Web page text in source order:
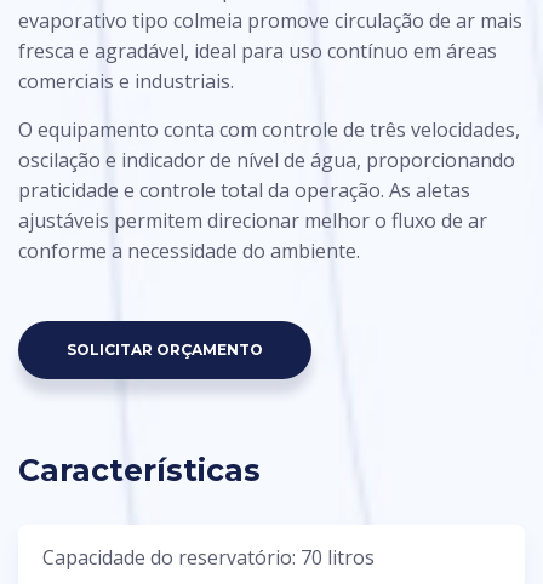
evaporativo tipo colmeia promove circulação de ar mais
fresca e agradável, ideal para uso contínuo em áreas
comerciais e industriais.
O equipamento conta com controle de três velocidades,
oscilação e indicador de nível de água, proporcionando
praticidade e controle total da operação. As aletas
ajustáveis permitem direcionar melhor o fluxo de ar
conforme a necessidade do ambiente.
SOLICITAR ORÇAMENTO
Características
Capacidade do reservatório: 70 litros